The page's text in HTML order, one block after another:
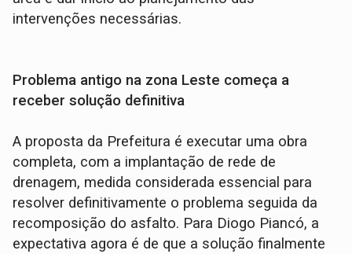
intervenções necessárias.
Problema antigo na zona Leste começa a
receber solução definitiva
A proposta da Prefeitura é executar uma obra
completa, com a implantação de rede de
drenagem, medida considerada essencial para
resolver definitivamente o problema seguida da
recomposição do asfalto. Para Diogo Piancó, a
expectativa agora é de que a solução finalmente